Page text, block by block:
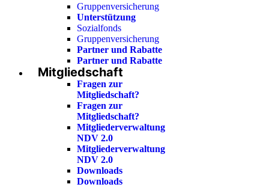
Gruppenversicherung
Unterstützung
Sozialfonds
Gruppenversicherung
Partner und Rabatte
Partner und Rabatte
Mitgliedschaft
Fragen zur
Mitgliedschaft?
Fragen zur
Mitgliedschaft?
Mitgliederverwaltung
NDV 2.0
Mitgliederverwaltung
NDV 2.0
Downloads
Downloads